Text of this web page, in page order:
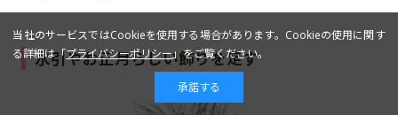
水引やお正月らしい飾りを足す
当社のサービスではCookieを使用する場合があります。Cookieの使用に関す
る詳細は「プライバシーポリシー」をご覧ください。
承諾する